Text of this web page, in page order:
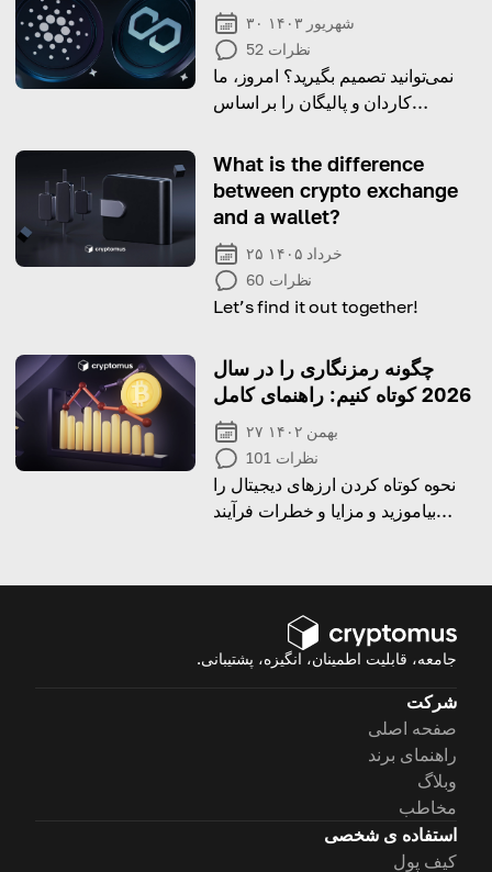
۳۰ شهریور ۱۴۰۳
52 نظرات
نمی‌توانید تصمیم بگیرید؟ امروز، ما
کاردان و پالیگان را بر اساس
خواهیم کرد تا به شما در انتخاب کمک
کنیم.
What is the difference
between crypto exchange
and a wallet?
۲۵ خرداد ۱۴۰۵
60 نظرات
Let’s find it out together!
چگونه رمزنگاری را در سال
2026 کوتاه کنیم: راهنمای کامل
۲۷ بهمن ۱۴۰۲
101 نظرات
نحوه کوتاه کردن ارزهای دیجیتال را
بیاموزید و مزایا و خطرات فرآیند
جامعه، قابلیت اطمینان، انگیزه، پشتیبانی.
شرکت
صفحه اصلی
راهنمای برند
وبلاگ
مخاطب
استفاده ی شخصی
کیف پول